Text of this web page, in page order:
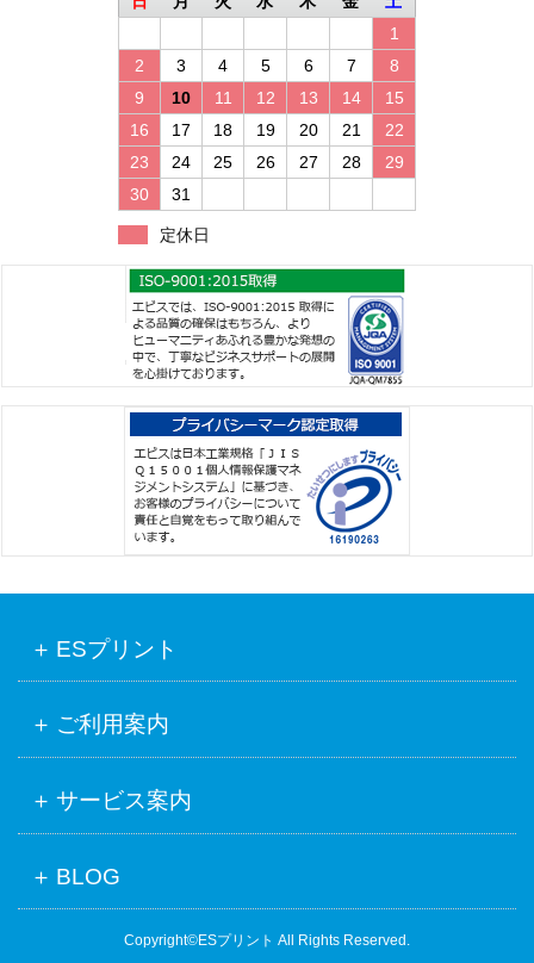
1
2
3 4 5 6 7
8
9
10 11 12 13 14
15
16
17 18 19 20 21
22
23
24 25 26 27 28
29
30
31
定休日
ESプリント
ご利用案内
サービス案内
BLOG
Copyright©ESプリント All Rights Reserved.